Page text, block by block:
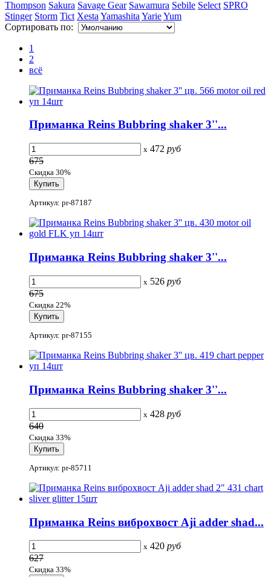
Thompson Sakura Savage Gear Sawamura Sebile Select SPRO
Stinger Storm Tict Xesta Yamashita YarieYum
Сортировать по:
1
2
всё
Приманка Reins Bubbring shaker 3''...
x 472 руб
675
Скидка 30%
Артикул: pr-87187
Приманка Reins Bubbring shaker 3''...
x 526 руб
675
Скидка 22%
Артикул: pr-87155
Приманка Reins Bubbring shaker 3''...
x 428 руб
640
Скидка 33%
Артикул: pr-85711
Приманка Reins виброхвост Aji adder shad...
x 420 руб
627
Скидка 33%